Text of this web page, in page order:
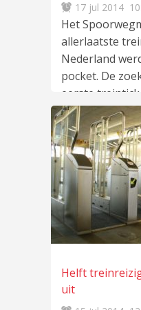
17 jul 2014
Het
allerlaatste
Nederland
pocket. De
eerste
Helft
uit